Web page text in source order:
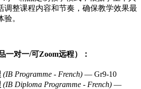
调整课程内容和节奏，确保教学效果最
。
一对一/可Zoom远程）：
(IB Programme - French) — Gr9-10
(IB Diploma Programme - French) —